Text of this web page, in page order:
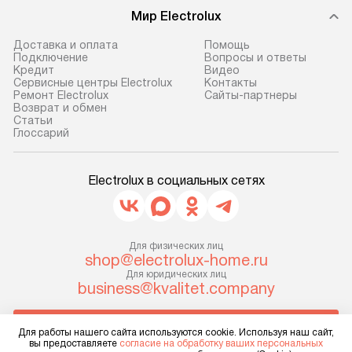
до представительства
транспортной компании в г. Москва.
Пожалуйста, уточняйте условия
доставки у менеджера при
оформлении заказа.
В оговоренный день служба
доставки доставит упакованный
Если необходимо переместить
прибор до места установки,
уточните это с менеджером.
За данную услугу взимается
дополнительная плата. Важно
через дверной проем, сотрудники
предполагают,
установленной
коммуникациям,
и консультацию
В стандартную
не включаются:
Мир Electrolux
Доставка и оплата
Подключение
Кредит
Сервисные центры Electrolux
Ремонт Electrolux
Возврат и обмен
Cтатьи
Глоссарий
Помощь
Вопросы и ответы
Видео
Контакты
Сайты-партнеры
Electrolux в социальных сетях
Для физических лиц
shop@electrolux-home.ru
Для юридических лиц
business@kvalitet.company
Для работы нашего сайта используются cookie. Используя наш сайт,
вы предоставляете согласие на обработку ваших персональных